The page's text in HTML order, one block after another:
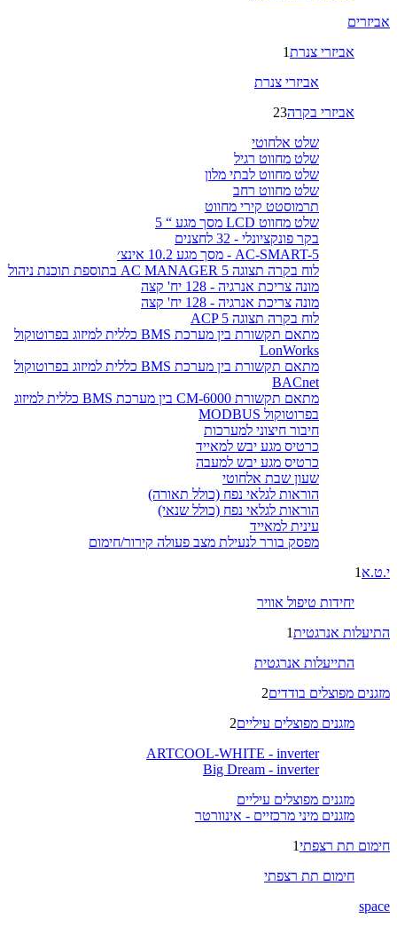
אביזרים
אביזרי צנרת1
אביזרי צנרת
אביזרי בקרה23
שלט אלחוטי
שלט מחווט רגיל
שלט מחווט לבתי מלון
שלט מחווט רחב
תרמוסטט קירי מחווט
שלט מחווט LCD מסך מגע “ 5
בקר פונקציונלי - 32 לחצנים
AC-SMART-5 - מסך מגע 10.2 אינצ׳
לוח בקרה תצוגה AC MANAGER 5 בתוספת תוכנת ניהול
מונה צריכת אנרגיה - 128 יח' קצה
מונה צריכת אנרגיה - 128 יח' קצה
לוח בקרה תצוגה ACP 5
מתאם תקשורת בין מערכת BMS כללית למיזוג בפרוטוקול
LonWorks
מתאם תקשורת בין מערכת BMS כללית למיזוג בפרוטוקול
BACnet
מתאם תקשורת CM-6000 בין מערכת BMS כללית למיזוג
בפרוטוקול MODBUS
חיבור חיצוני למערכות
כרטיס מגע יבש למאייד
כרטיס מגע יבש למעבה
שעון שבת אלחוטי
הוראות לגלאי נפח (כולל תאורה)
הוראות לגלאי נפח (כולל שנאי)
עינית למאייד
מפסק בורר לנעילת מצב פעולה קירור/חימום
י.ט.א 1
יחידות טיפול אוויר
התיעלות אנרגטית1
התייעלות אנרגטית
מזגנים מפוצלים בודדים2
מזגנים מפוצלים עיליים2
ARTCOOL-WHITE - inverter
Big Dream - inverter
מזגנים מפוצלים עיליים
מזגנים מיני מרכזיים - אינוורטר
חימום תת רצפתי1
חימום תת רצפתי
space